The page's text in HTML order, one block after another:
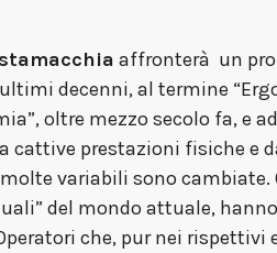
affronterà un
decenni, al termine
oltre mezzo secolo fa, e
prestazioni fisiche e
variabili sono
del mondo attuale,
che, pur nei